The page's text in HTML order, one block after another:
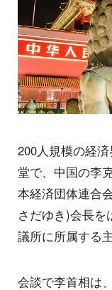
200人規模の経
堂で、中国の李
本経済団体連合
さだゆき)会長を
議所に所属する
会談で李首相は